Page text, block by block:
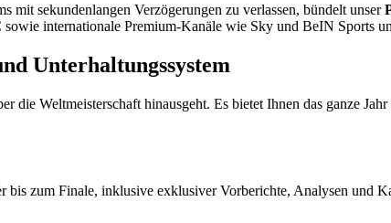
mit sekundenlangen Verzögerungen zu verlassen, bündelt unser
internationale Premium-Kanäle wie Sky und BeIN Sports
Unterhaltungssystem
die Weltmeisterschaft hinausgeht. Es bietet Ihnen das ganze
bis zum Finale, inklusive exklusiver Vorberichte, Analysen und